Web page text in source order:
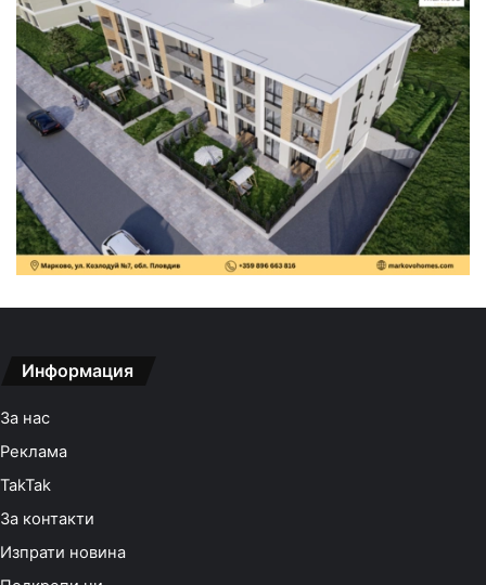
Информация
За нас
Реклама
TakTak
За контакти
Изпрати новина